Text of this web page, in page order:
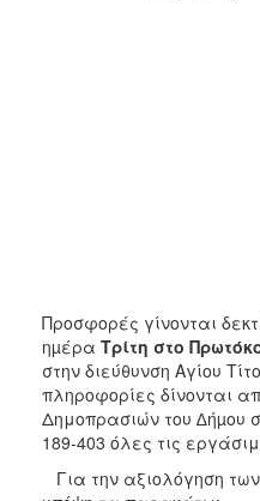
Προσφορές γίνονται
ηµέρα Τρίτη στο
στην διεύθυνση Αγίου
πληροφορίες δίνονται
Δημοπρασιών του ∆ήµου
189-403 όλες τις
Για την αξιολόγηση